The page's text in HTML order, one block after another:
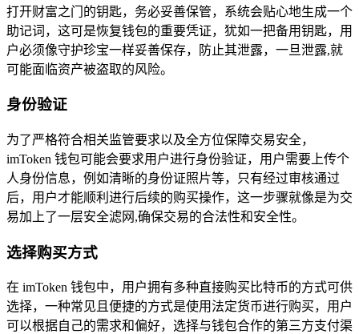
打开财富之门的钥匙，务必妥善保管，系统会贴心地生成一个
助记词，这可是恢复钱包的重要凭证，犹如一把备用钥匙，用
户必须像守护珍宝一样妥善保存，防止其泄露，一旦泄露,就
可能面临资产被盗取的风险。
身份验证
为了严格符合相关监管要求以及全方位保障交易安全，
imToken 钱包可能会要求用户进行身份验证，用户需要上传个
人身份信息，例如清晰的身份证照片等，只有经过审核通过
后，用户才能顺利进行后续的购买操作，这一步骤就像是为交
易加上了一层安全滤网,确保交易的合法性和安全性。
选择购买方式
在 imToken 钱包中，用户拥有多种直接购买比特币的方式可供
选择，一种常见且便捷的方式是使用法定货币进行购买，用户
可以根据自己的需求和偏好，选择与钱包合作的第三方支付渠